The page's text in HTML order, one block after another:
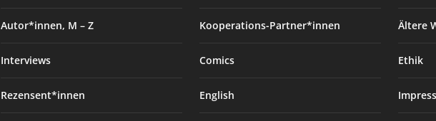
Autor*innen, M – Z
Interviews
Rezensent*innen
Kooperations-Partner*innen
Comics
English
Ältere
Ethik